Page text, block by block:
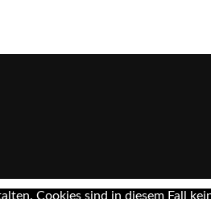
Cookies sind in diesem Fall